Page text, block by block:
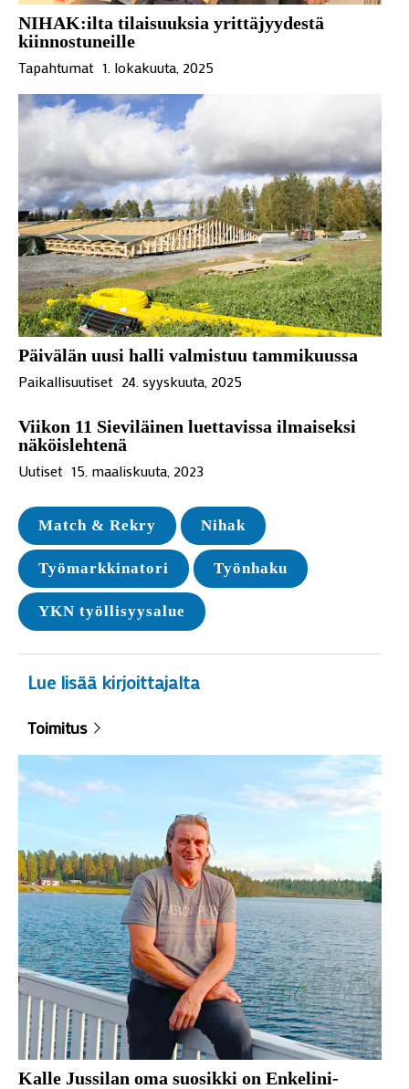
NIHAK:ilta tilaisuuksia yrittäjyydestä
kiinnostuneille
Tapahtumat 1. lokakuuta, 2025
Päivälän uusi halli valmistuu tammikuussa
Paikallisuutiset 24. syyskuuta, 2025
Viikon 11 Sieviläinen luettavissa ilmaiseksi
näköislehtenä
Uutiset 15. maaliskuuta, 2023
Match & Rekry Nihak
Työmarkkinatori Työnhaku
YKN työllisyysalue
Lue lisää kirjoittajalta
Toimitus
Kalle Jussilan oma suosikki on Enkelini-